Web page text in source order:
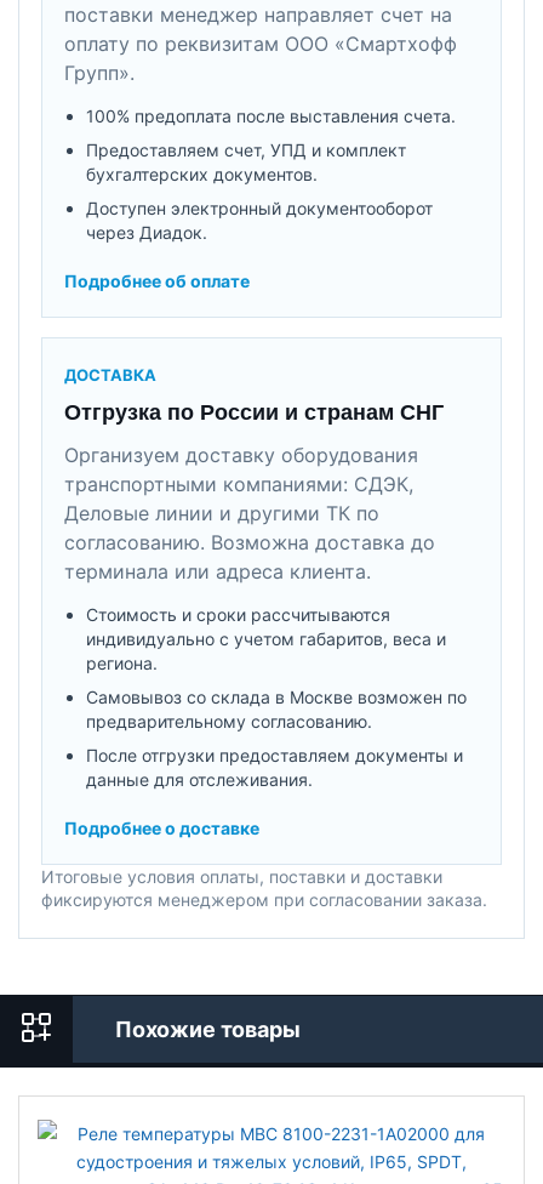
поставки менеджер направляет счет на
оплату по реквизитам ООО «Смартхофф
Групп».
100% предоплата после выставления счета.
Предоставляем счет, УПД и комплект
бухгалтерских документов.
Доступен электронный документооборот
через Диадок.
Подробнее об оплате
ДОСТАВКА
Отгрузка по России и странам СНГ
Организуем доставку оборудования
транспортными компаниями: СДЭК,
Деловые линии и другими ТК по
согласованию. Возможна доставка до
терминала или адреса клиента.
Стоимость и сроки рассчитываются
индивидуально с учетом габаритов, веса и
региона.
Самовывоз со склада в Москве возможен по
предварительному согласованию.
После отгрузки предоставляем документы и
данные для отслеживания.
Подробнее о доставке
Итоговые условия оплаты, поставки и доставки
фиксируются менеджером при согласовании заказа.
Похожие товары